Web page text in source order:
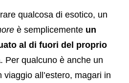
qualcosa di esotico, un
è semplicemente un
al di fuori del proprio
. Per qualcuno è anche un
all’estero, magari in